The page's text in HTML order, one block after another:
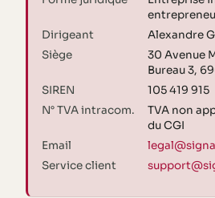
Dirigeant
Alexandre
Siège
30 Avenue
Bureau 3,
SIREN
105 419 915
N° TVA intracom.
TVA non
du CGI
Email
Service client